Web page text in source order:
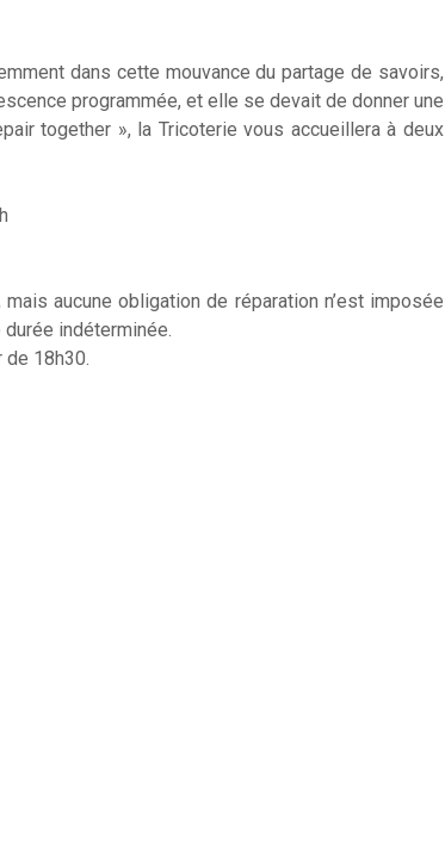
dans cette mouvance du partage de savoirs,
programmée, et elle se devait de donner une
together », la Tricoterie vous accueillera à deux
aucune obligation de réparation n’est imposée
indéterminée.
18h30.